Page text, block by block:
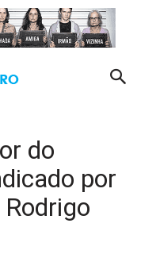
do
por